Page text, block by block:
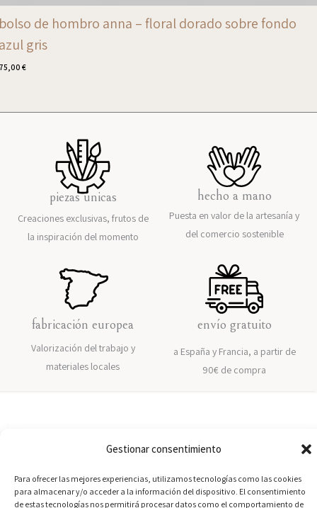
Gestionar consentimiento
Para ofrecer las mejores experiencias, utilizamos tecnologías como las cookies
para almacenar y/o acceder a la información del dispositivo. El consentimiento
de estas tecnologías nos permitirá procesar datos como el comportamiento de
de hombro anna – floral dorado sobre fondo
gris
€
piezas únicas
Creaciones exclusivas, frutos de
la inspiración del momento
hecho a mano
Puesta en valor de la artesanía y
del comercio sostenible
fabricación europea
Valorización del trabajo y
materiales locales
envío gratuito
a España y Francia, a partir de
90€ de compra